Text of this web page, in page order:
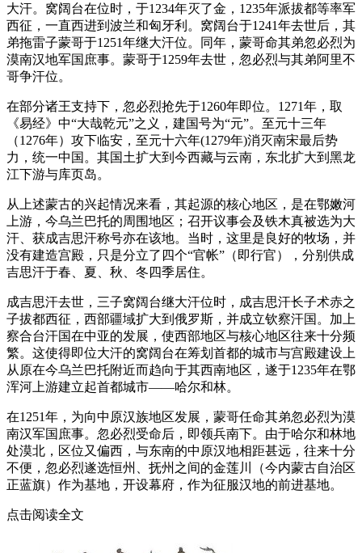
大汗。窝阔台在位时，于1234年灭了金，1235年派拔都等率军
西征，一直西进到波兰和匈牙利。窝阔台于1241年去世后，其
弟拖雷子蒙哥于1251年继大汗位。同年，蒙哥命其弟忽必烈为
漠南汉地军国庶事。蒙哥于1259年去世，忽必烈与其弟阿里不
哥争汗位。
在部分诸王支持下，忽必烈抢先于1260年即位。1271年，取
《易经》中“大哉乾元”之义，建国号为“元”。至元十三年
（1276年）攻下临安，至元十六年(1279年)消灭南宋最后势
力，统一中国。其国土扩大到今西藏与云南，东北扩大到黑龙
江下游与库页岛。
从上述蒙古的兴起情况来看，其起源的核心地区，是在鄂嫩河
上游，今乌兰巴托的周围地区；召开议事会及铁木真被选为大
汗、获成吉思汗称号亦在该地。当时，这里是良好的牧场，并
没有建造宫殿，只是分立了四个“官帐”（即行官），分别供成
吉思汗于春、夏、秋、冬四季居住。
成吉思汗去世，三子窝阔台继大汗位时，成吉思汗长子术赤之
子拔都西征，西部疆域扩大到俄罗斯，并成立钦察汗国。加上
察合台汗国在中亚的发展，使西部地区与核心地区往来十分频
繁。这使得即位大汗的窝阔台在筹划首都的城市与宫殿建设上
从原在今乌兰巴托附近而趋向于其西南地区，遂于1235年在鄂
浑河上游建立起首都城市——哈尔和林。
在1251年，为向中原汉族地区发展，蒙哥任命其弟忽必烈为漠
南汉军国庶事。忽必烈受命后，即领兵南下。由于哈尔和林地
处漠北，区位又偏西，与东南的中原汉地相距甚远，往来十分
不便，忽必烈遂选恒州、抚州之间的金莲川（今内蒙古自治区
正蓝旗）作为基地，开设幕府，作为征服汉地的前进基地。
点击阅读全文